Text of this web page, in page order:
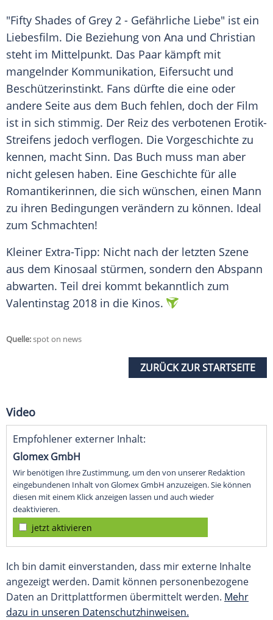
"Fifty Shades of Grey 2 - Gefährliche Liebe" ist ein
Liebesfilm. Die Beziehung von Ana und Christian
steht im Mittelpunkt. Das Paar kämpft mit
mangelnder Kommunikation, Eifersucht und
Beschützerinstinkt. Fans dürfte die eine oder
andere Seite aus dem Buch fehlen, doch der Film
ist in sich stimmig. Der Reiz des verbotenen Erotik-
Streifens jedoch verflogen. Die Vorgeschichte zu
kennen, macht Sinn. Das Buch muss man aber
nicht gelesen haben. Eine Geschichte für alle
Romantikerinnen, die sich wünschen, einen Mann
zu ihren Bedingungen verändern zu können. Ideal
zum Schmachten!
Kleiner Extra-Tipp: Nicht nach der letzten Szene
aus dem Kinosaal stürmen, sondern den Abspann
abwarten. Teil drei kommt bekanntlich zum
Valentinstag 2018 in die Kinos.
Quelle:spot on news
ZURÜCK ZUR STARTSEITE
Video
Empfohlener externer Inhalt:
Glomex GmbH
Wir benötigen Ihre Zustimmung, um den von unserer Redaktion
eingebundenen Inhalt von Glomex GmbH anzuzeigen. Sie können
diesen mit einem Klick anzeigen lassen und auch wieder
deaktivieren.
jetzt aktivieren
Ich bin damit einverstanden, dass mir externe Inhalte
angezeigt werden. Damit können personenbezogene
Daten an Drittplattformen übermittelt werden. Mehr
dazu in unseren Datenschutzhinweisen.